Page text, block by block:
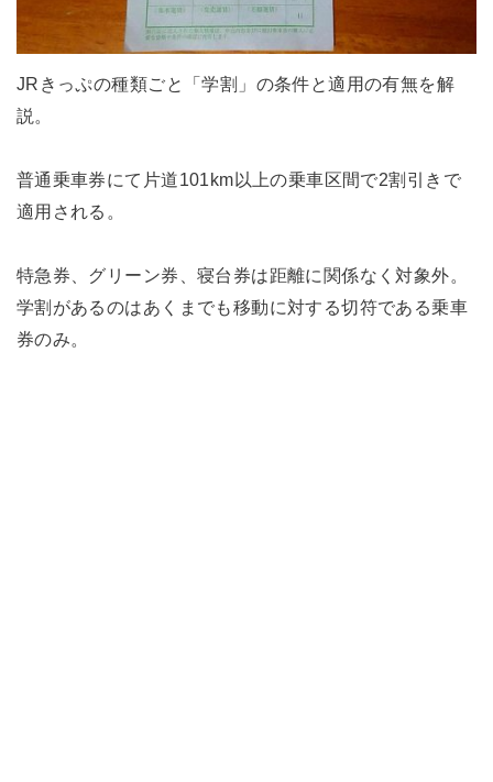
JRきっぷの種類ごと「学割」の条件と適用の有無を解
説。
普通乗車券にて片道101km以上の乗車区間で2割引きで
適用される。
特急券、グリーン券、寝台券は距離に関係なく対象外。
学割があるのはあくまでも移動に対する切符である乗車
券のみ。